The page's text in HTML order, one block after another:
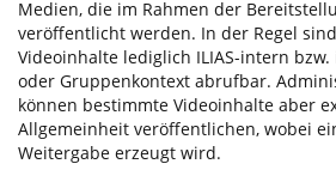
Medien, die im Rahmen der
veröffentlicht werden. In der Regel
Videoinhalte lediglich ILIAS-intern
oder Gruppenkontext abrufbar.
können bestimmte Videoinhalte aber
Allgemeinheit veröffentlichen, wobei
Weitergabe erzeugt wird.